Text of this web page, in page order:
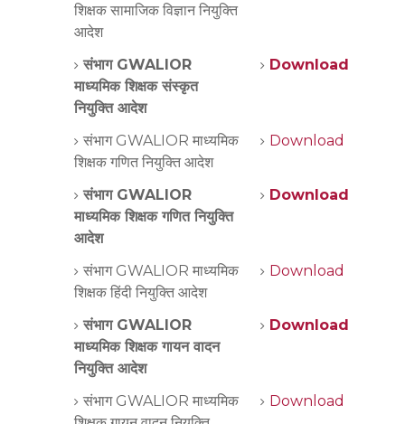
शिक्षक सामाजिक विज्ञान नियुक्ति
आदेश
संभाग GWALIOR
माध्यमिक शिक्षक संस्कृत
नियुक्ति आदेश
Download
संभाग GWALIOR माध्यमिक
शिक्षक गणित नियुक्ति आदेश
Download
संभाग GWALIOR
माध्यमिक शिक्षक गणित नियुक्ति
आदेश
Download
संभाग GWALIOR माध्यमिक
शिक्षक हिंदी नियुक्ति आदेश
Download
संभाग GWALIOR
माध्यमिक शिक्षक गायन वादन
नियुक्ति आदेश
Download
संभाग GWALIOR माध्यमिक
Download